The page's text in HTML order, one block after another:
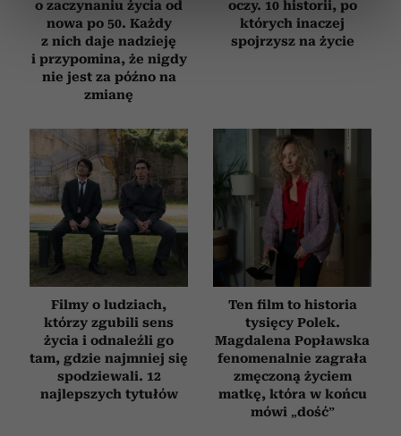
dane są przetwarzane oraz ustaw własne preferencje w
sekcji szczegółów. W Deklaracji plików cookie możesz
zmienić lub wycofać swoją zgodę w dowolnej chwili.
Wykorzystujemy pliki cookie do spersonalizowania treści
analizować ruch w naszej witrynie. Informacje o tym, jak
korzystasz z naszej witryny, udostępniamy partnerom
społecznościowym, reklamowym i analitycznym.
Partnerzy mogą połączyć te informacje z innymi danymi
otrzymanymi od Ciebie lub uzyskanymi podczas
korzystania z ich usług.
o zaczynaniu życia od
nowa po 50. Każdy
z nich daje nadzieję
i przypomina, że nigdy
nie jest za późno na
zmianę
oczy. 10 historii, po
których inaczej
spojrzysz na życie
Filmy o ludziach,
którzy zgubili sens
życia i odnaleźli go
tam, gdzie najmniej się
spodziewali. 12
najlepszych tytułów
Ten film to historia
tysięcy Polek.
Magdalena Popławska
fenomenalnie zagrała
zmęczoną życiem
matkę, która w końcu
mówi „dość”